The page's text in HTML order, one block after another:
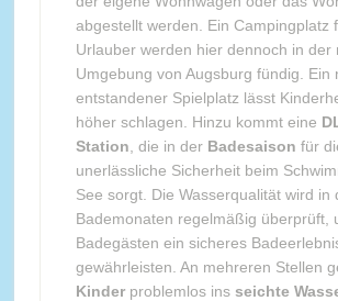
abgestellt werden. Ein Campingplatz
Urlauber werden hier dennoch in der
Umgebung von Augsburg fündig. Ein
entstandener Spielplatz lässt
höher schlagen. Hinzu kommt eine
Station , die in der Badesaison für
unerlässliche Sicherheit beim
See sorgt. Die Wasserqualität wird in
Bademonaten regelmäßig überprüft,
Badegästen ein sicheres
gewährleisten. An mehreren Stellen
Kinderproblemlos ins seichte